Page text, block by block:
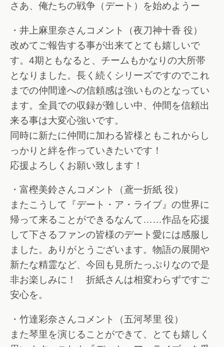
さあ、俺たちの戦争（デート）を始めようー
・井上麻里奈さんコメント（夜刀神十香 役）
改めてご報告する事が出来てとても嬉しいで
す。4期ともなると、チームもかなりの大所帯
となりました。長く続くシリーズですのでこれ
までの仲間達への信頼感は強いものとなってい
ます。全員での収録が難しい中、仲間を信頼出
来る事は大変心強いです。
同時に新たに仲間に加わる皆様ともこれからし
っかりと絆を作っていきたいです！
応援よろしくお願い致します！
・富樫美鈴さんコメント（鳶一折紙 役）
またこうして『デート・ア・ライブ』の世界に
帰って来ることができるなんて……作品を応援
して下さるファンの皆様のデート愛には感服し
ました。ありがとうございます。物語の展開や
新たな精霊など、今回も見所たっぷりなので是
非お楽しみに！ 折紙さんは相変わらずですご
安心を。
・竹達彩奈さんコメント（五河琴里 役）
また琴里を演じることができて、とても嬉しく